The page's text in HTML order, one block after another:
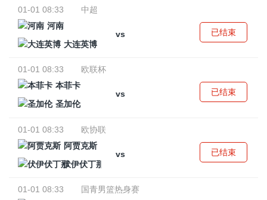
01-01 08:33
中超
河南
vs
大连英博
已结束
01-01 08:33
欧联杯
本菲卡
vs
圣加伦
已结束
01-01 08:33
欧协联
阿贾克斯
vs
伏伊伏丁那
已结束
01-01 08:33
国青男篮热身赛